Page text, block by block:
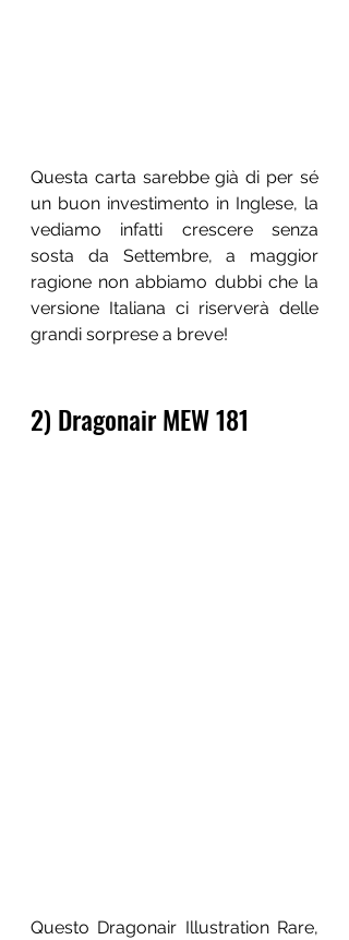
Questa carta sarebbe già di per sé
un buon investimento in Inglese, la
vediamo infatti crescere senza
sosta da Settembre, a maggior
ragione non abbiamo dubbi che la
versione Italiana ci riserverà delle
grandi sorprese a breve!
2) Dragonair MEW 181
Questo Dragonair Illustration Rare,